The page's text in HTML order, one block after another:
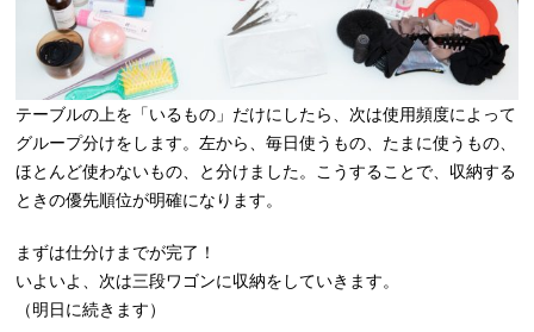
テーブルの上を「いるもの」だけにしたら、次は使用頻度によって
グループ分けをします。左から、毎日使うもの、たまに使うもの、
ほとんど使わないもの、と分けました。こうすることで、収納する
ときの優先順位が明確になります。
まずは仕分けまでが完了！
いよいよ、次は三段ワゴンに収納をしていきます。
（明日に続きます）